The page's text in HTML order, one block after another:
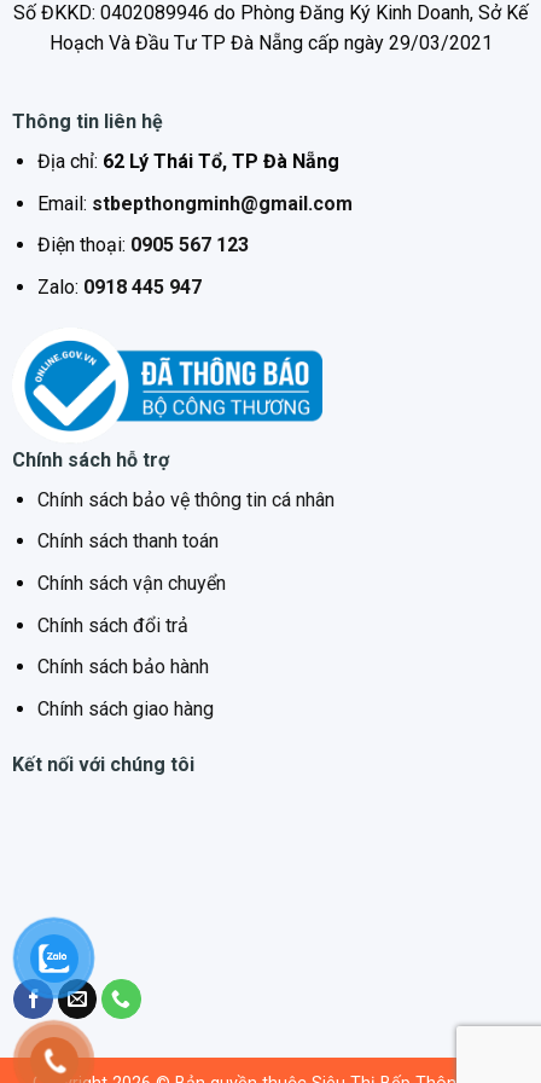
Số ĐKKD: 0402089946 do Phòng Đăng Ký Kinh Doanh, Sở Kế
Hoạch Và Đầu Tư TP Đà Nẵng cấp ngày 29/03/2021
Thông tin liên hệ
Địa chỉ: 62 Lý Thái Tổ, TP Đà Nẵng
Email: stbepthongminh@gmail.com
Điện thoại: 0905 567 123
Zalo: 0918 445 947
Chính sách hỗ trợ
Chính sách bảo vệ thông tin cá nhân
Chính sách thanh toán
Chính sách vận chuyển
Chính sách đổi trả
Chính sách bảo hành
Chính sách giao hàng
Kết nối với chúng tôi